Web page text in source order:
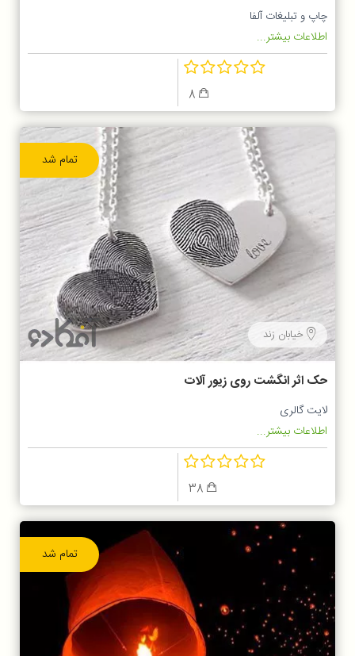
چاپ و تبلیغات آلفا
اطلاعات بیشتر...
تمام شد
خیابان زند
حک اثر انگشت روی زیور آلات
لایت گالری
اطلاعات بیشتر...
تمام شد